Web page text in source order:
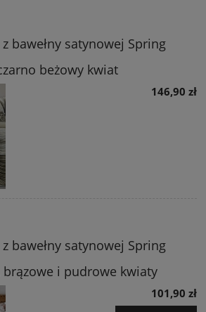
bawełny satynowej Spring
beżowy kwiat
146,90 zł
bawełny satynowej Spring
brązowe i pudrowe kwiaty
101,90 zł